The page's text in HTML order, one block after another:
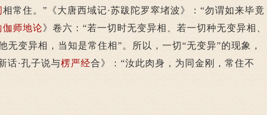
相常住。”《大唐西域记·苏跋陀罗窣堵波》：“勿谓如来毕竟
伽师地论》卷六：“若一切时无变异相、若一切种无变异相、
无变异相，当知是常住相”。所以，一切“无变异”的现象，
话·孔子说与楞严经合》：“汝此肉身，为同金刚，常住不